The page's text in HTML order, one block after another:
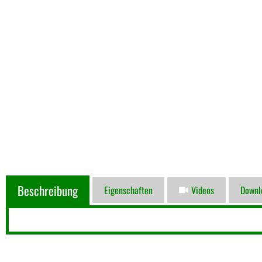
Beschreibung Eigenschaften Videos